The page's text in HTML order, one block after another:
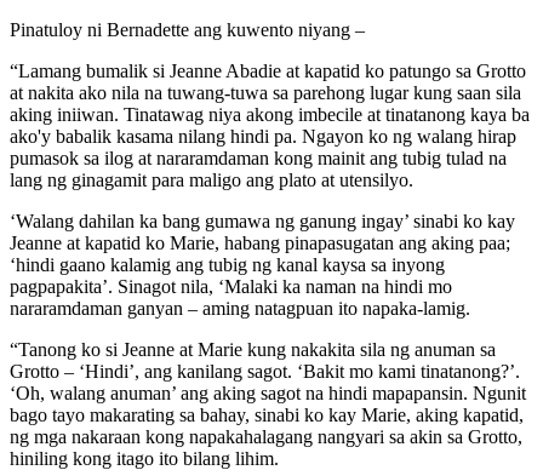
Pinatuloy ni Bernadette ang kuwento niyang –
“Lamang bumalik si Jeanne Abadie at kapatid ko patungo sa Grotto
at nakita ako nila na tuwang-tuwa sa parehong lugar kung saan sila
aking iniiwan. Tinatawag niya akong imbecile at tinatanong kaya ba
ako'y babalik kasama nilang hindi pa. Ngayon ko ng walang hirap
pumasok sa ilog at nararamdaman kong mainit ang tubig tulad na
lang ng ginagamit para maligo ang plato at utensilyo.
‘Walang dahilan ka bang gumawa ng ganung ingay’ sinabi ko kay
Jeanne at kapatid ko Marie, habang pinapasugatan ang aking paa;
‘hindi gaano kalamig ang tubig ng kanal kaysa sa inyong
pagpapakita’. Sinagot nila, ‘Malaki ka naman na hindi mo
nararamdaman ganyan – aming natagpuan ito napaka-lamig.
“Tanong ko si Jeanne at Marie kung nakakita sila ng anuman sa
Grotto – ‘Hindi’, ang kanilang sagot. ‘Bakit mo kami tinatanong?’.
‘Oh, walang anuman’ ang aking sagot na hindi mapapansin. Ngunit
bago tayo makarating sa bahay, sinabi ko kay Marie, aking kapatid,
ng mga nakaraan kong napakahalagang nangyari sa akin sa Grotto,
hiniling kong itago ito bilang lihim.